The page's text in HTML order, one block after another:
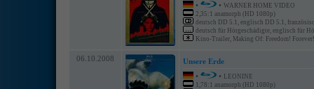
•
• WARNER HOME VIDEO
2,35:1 anamorph (HD 1080p)
deutsch DD 5.1, englisch DD 5.1,
deutsch für Hörgeschädigte, englisch für
Kino-Trailer, Making Of: Freedom!
06.10.2008
Unsere Erde
•
• LEONINE
1,78:1 anamorph (HD 1080p)